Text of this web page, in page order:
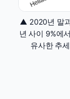
▲ 2020년 말
년 사이 9%에
유사한 추